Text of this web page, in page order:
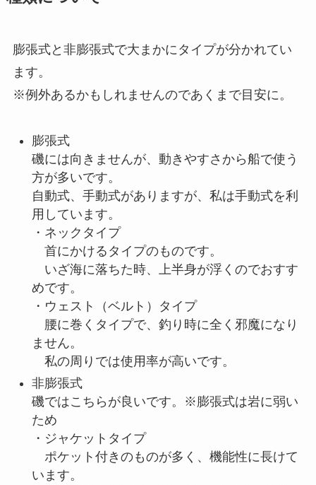
膨張式と非膨張式で大まかにタイプが分かれてい
ます。
※例外あるかもしれませんのであくまで目安に。
膨張式
磯には向きませんが、動きやすさから船で使う
方が多いです。
自動式、手動式がありますが、私は手動式を利
用しています。
・ネックタイプ
首にかけるタイプのものです。
いざ海に落ちた時、上半身が浮くのでおすす
めです。
・ウェスト（ベルト）タイプ
腰に巻くタイプで、釣り時に全く邪魔になり
ません。
私の周りでは使用率が高いです。
非膨張式
磯ではこちらが良いです。※膨張式は岩に弱い
ため
・ジャケットタイプ
ポケット付きのものが多く、機能性に長けて
います。